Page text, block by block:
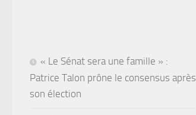
« Le Sénat sera une famille » :
Patrice Talon prône le consensus après
son élection